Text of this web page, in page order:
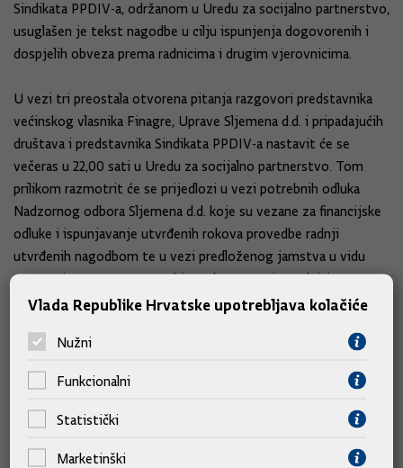
Sindikata PPDIV-a, održanom u Uredu za socijalno partnerstvo,
usuglašen je tekst nagodbe u cilju ispunjenja dogovorenih i
dospjelih obveza prema radnicima i drugim vjerovnicima.
U vezi tri preostala otvorena pitanja razgovori predstavnika
većinskog vlasnika Finagre, Uprave Sljemena d.d. i pripadajućih
društava i predstavnika Sindikata PPDIV-a nastavit će se
večeras u 22,00 sati u Uredu za socijalno partnerstvo. Tom
prilikom razmotrit će se prijedlozi u vezi potrebnih odluka
Nadzornog odbora Sljemena d.d. koje su vezane za financijske
odluke i ispunjavanje utvrđenih rokova provedbe radnji
utvrđenih nagodbom te u vezi predloženog jamstva u vidu
ustupanja prava prvenstva hipotekarnog upisa radnicima na
nekretninama.
Vlada Republike Hrvatske upotrebljava kolačiće
Nužni
Funkcionalni
Statistički
Marketinški